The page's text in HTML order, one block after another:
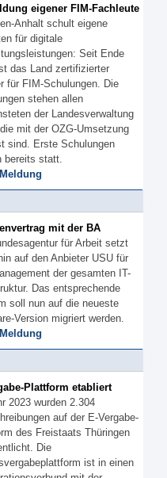
eigener FIM-Fachleute
Anhalt schult eigene
für digitale
Seit Ende
das Land zertifizierter
für FIM-Schulungen. Die
stehen allen
der Landesverwaltung
mit der OZG-Umsetzung
sind. Erste Schulungen
bereits statt.
mit der BA
für Arbeit setzt
auf den Anbieter USU für
der gesamten IT-
Das entsprechende
soll nun auf die neueste
Version migriert werden.
Plattform etabliert
2023 wurden 2.304
auf der E-Vergabe-
des Freistaats Thüringen
Die
ist in einen